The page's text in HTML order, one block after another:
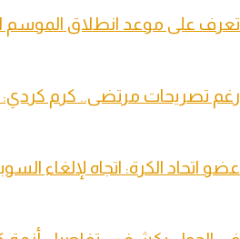
تعرف على موعد انطلاق الموسم
رغم تصريحات مرتضى.. كرم كردي:
عضو اتحاد الكرة: اتجاه لإلغاء